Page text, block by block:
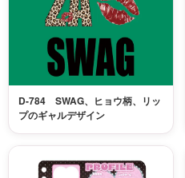
D-784 SWAG、ヒョウ柄、リッ
プのギャルデザイン